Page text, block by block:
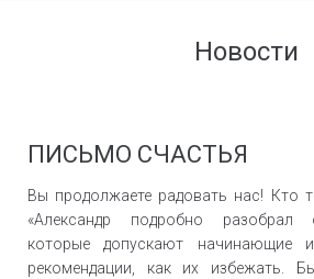
Новости
ПИСЬМО СЧАСТЬЯ
Вы продолжаете радовать нас! Кто
«Александр подробно разобрал
которые допускают начинающие
рекомендации, как их избежать.